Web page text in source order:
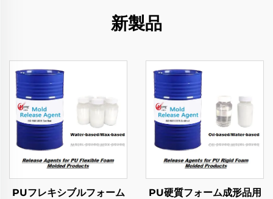
新製品
PUフレキシブルフォーム
PU硬質フォーム成形品用